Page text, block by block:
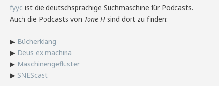
fyyd ist die deutschsprachige Suchmaschine für Podcasts.
Auch die Podcasts von Tone H sind dort zu finden:
▶ Bücherklang
▶ Deus ex machina
▶ Maschinengeflüster
▶ SNEScast